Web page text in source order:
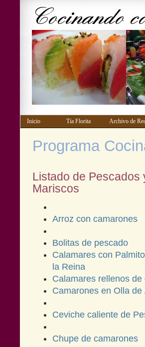
Inicio Tía Florita Archivo de
Programa
Listado de Pescados
Mariscos
Arroz con camarones
Bolitas de pescado
Calamares con
la Reina
Calamares rellenos de
Camarones en Olla de
Ceviche caliente de
Chupe de camarones